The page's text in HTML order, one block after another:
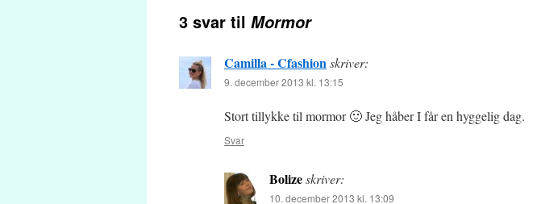
3 svar til Mormor
Camilla - Cfashion skriver:
9. december 2013 kl. 13:15
Stort tillykke til mormor 🙂 Jeg håber I får en hyggelig dag.
Svar
Bolizeskriver:
10. december 2013 kl. 13:09